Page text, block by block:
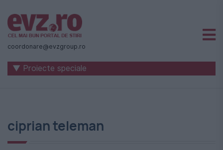
Știri
naționale
internaționale
-
Evenimentul
coordonare@evzgroup.ro
▼ Proiecte speciale
ciprian teleman